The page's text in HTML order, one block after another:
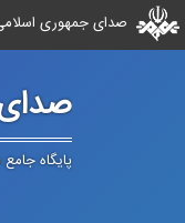
صدای جمهوری
پایگاه